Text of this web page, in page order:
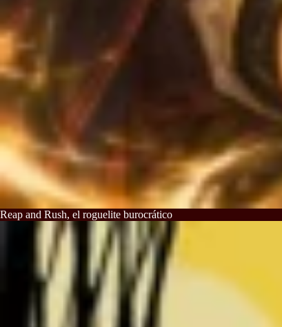
Reap and Rush, el roguelite burocrático